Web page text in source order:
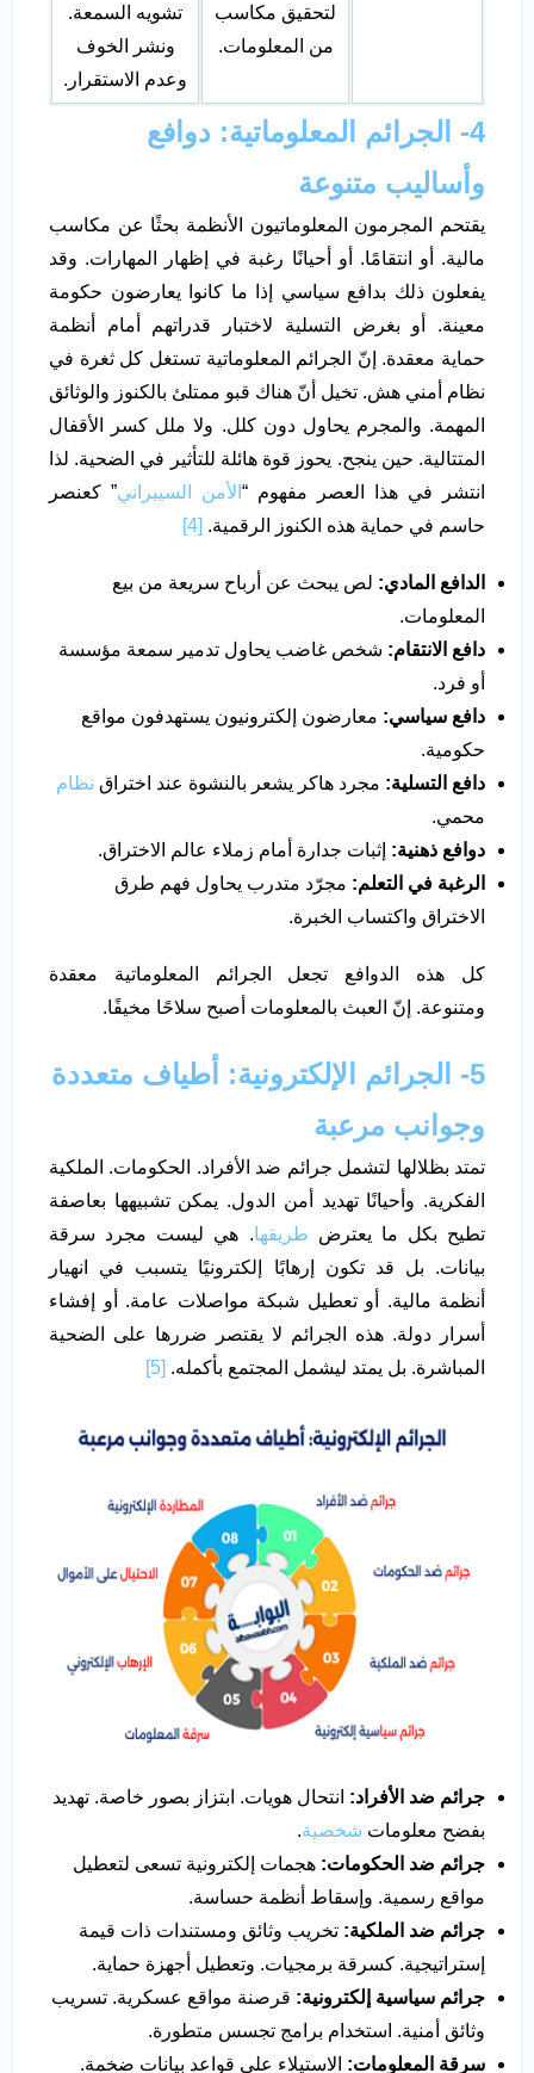
لتحقيق مكاسب
من المعلومات.
تشويه السمعة.
ونشر الخوف
وعدم الاستقرار.
4- الجرائم المعلوماتية: دوافع
وأساليب متنوعة
يقتحم المجرمون المعلوماتيون الأنظمة بحثًا عن مكاسب
مالية. أو انتقامًا. أو أحيانًا رغبة في إظهار المهارات. وقد
يفعلون ذلك بدافع سياسي إذا ما كانوا يعارضون حكومة
معينة. أو بغرض التسلية لاختبار قدراتهم أمام أنظمة
حماية معقدة. إنّ الجرائم المعلوماتية تستغل كل ثغرة في
نظام أمني هش. تخيل أنّ هناك قبو ممتلئ بالكنوز والوثائق
المهمة. والمجرم يحاول دون كلل. ولا ملل كسر الأقفال
المتتالية. حين ينجح. يحوز قوة هائلة للتأثير في الضحية. لذا
انتشر في هذا العصر مفهوم “ الأمن السيبراني” كعنصر
حاسم في حماية هذه الكنوز الرقمية. [4]
الدافع المادي: لص يبحث عن أرباح سريعة من بيع
المعلومات.
دافع الانتقام: شخص غاضب يحاول تدمير سمعة مؤسسة
أو فرد.
دافع سياسي: معارضون إلكترونيون يستهدفون مواقع
حكومية.
دافع التسلية: مجرد هاكر يشعر بالنشوة عند اختراق نظام
محمي.
دوافع ذهنية: إثبات جدارة أمام زملاء عالم الاختراق.
الرغبة في التعلم: مجرّد متدرب يحاول فهم طرق
الاختراق واكتساب الخبرة.
كل هذه الدوافع تجعل الجرائم المعلوماتية معقدة
ومتنوعة. إنّ العبث بالمعلومات أصبح سلاحًا مخيفًا.
5- الجرائم الإلكترونية: أطياف متعددة
وجوانب مرعبة
تمتد بظلالها لتشمل جرائم ضد الأفراد. الحكومات. الملكية
الفكرية. وأحيانًا تهديد أمن الدول. يمكن تشبيهها بعاصفة
تطيح بكل ما يعترض طريقها. هي ليست مجرد سرقة
بيانات. بل قد تكون إرهابًا إلكترونيًا يتسبب في انهيار
أنظمة مالية. أو تعطيل شبكة مواصلات عامة. أو إفشاء
أسرار دولة. هذه الجرائم لا يقتصر ضررها على الضحية
المباشرة. بل يمتد ليشمل المجتمع بأكمله. [5]
جرائم ضد الأفراد: انتحال هويات. ابتزاز بصور خاصة. تهديد
بفضح معلومات شخصية.
جرائم ضد الحكومات: هجمات إلكترونية تسعى لتعطيل
مواقع رسمية. وإسقاط أنظمة حساسة.
جرائم ضد الملكية: تخريب وثائق ومستندات ذات قيمة
إستراتيجية. كسرقة برمجيات. وتعطيل أجهزة حماية.
جرائم سياسية إلكترونية: قرصنة مواقع عسكرية. تسريب
وثائق أمنية. استخدام برامج تجسس متطورة.
سرقة المعلومات: الاستيلاء على قواعد بيانات ضخمة.